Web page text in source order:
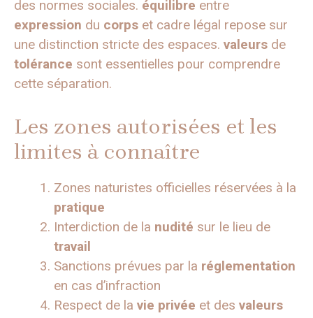
des normes sociales. équilibre entre
expression du corps et cadre légal repose sur
une distinction stricte des espaces. valeurs de
tolérance sont essentielles pour comprendre
cette séparation.
Les zones autorisées et les
limites à connaître
Zones naturistes officielles réservées à la
pratique
Interdiction de la nudité sur le lieu de
travail
Sanctions prévues par la réglementation
en cas d’infraction
Respect de la vie privée et des valeurs